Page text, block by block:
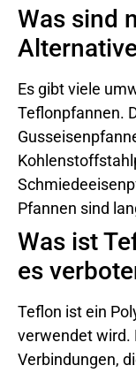
Was sind
Es gibt viele
Teflonpfannen.
Pfannen sind
Was ist
es
Teflon ist ein
verwendet wird.
Verbindungen,